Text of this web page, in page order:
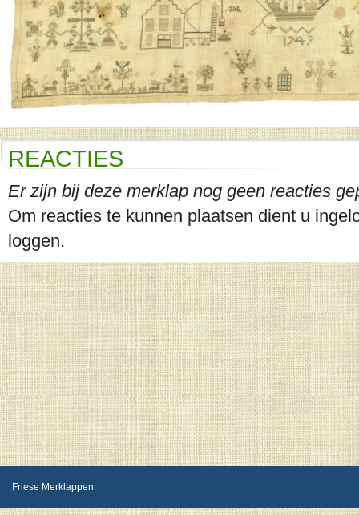
REACTIES
Er zijn bij deze merklap nog geen reacties
Om reacties te kunnen plaatsen dient u
loggen.
Friese Merklappen